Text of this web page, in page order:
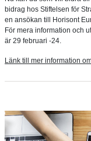
bidrag hos Stiftelsen för
en ansökan till Horisont
För mera information och
är 29 februari -24.
Länk till mer information